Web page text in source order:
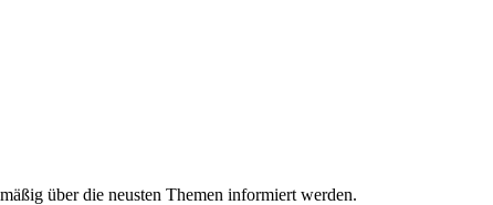
über die neusten Themen informiert werden.